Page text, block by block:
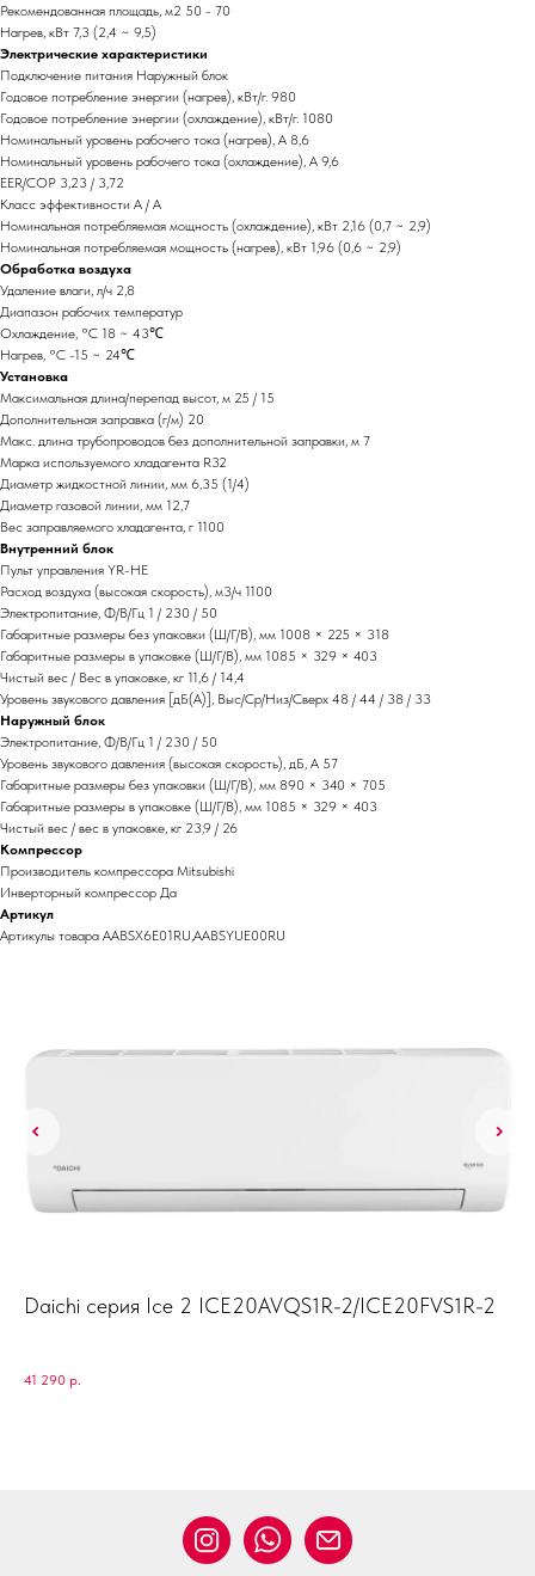
Рекомендованная площадь, м2 50 - 70
Нагрев, кВт 7,3 (2,4 ~ 9,5)
Электрические характеристики
Подключение питания Наружный блок
Годовое потребление энергии (нагрев), кВт/г. 980
Годовое потребление энергии (охлаждение), кВт/г. 1080
Номинальный уровень рабочего тока (нагрев), А 8,6
Номинальный уровень рабочего тока (охлаждение), А 9,6
EER/COP 3,23 / 3,72
Класс эффективности A / A
Номинальная потребляемая мощность (охлаждение), кВт 2,16 (0,7 ~ 2,9)
Номинальная потребляемая мощность (нагрев), кВт 1,96 (0,6 ~ 2,9)
Обработка воздуха
Удаление влаги, л/ч 2,8
Диапазон рабочих температур
Охлаждение, °С 18 ~ 43℃
Нагрев, °С -15 ~ 24℃
Установка
Максимальная длина/перепад высот, м 25 / 15
Дополнительная заправка (г/м) 20
Макс. длина трубопроводов без дополнительной заправки, м 7
Марка используемого хладагента R32
Диаметр жидкостной линии, мм 6,35 (1/4)
Диаметр газовой линии, мм 12,7
Вес заправляемого хладагента, г 1100
Внутренний блок
Пульт управления YR-HE
Расход воздуха (высокая скорость), м3/ч 1100
Электропитание, Ф/В/Гц 1 / 230 / 50
Габаритные размеры без упаковки (Ш/Г/В), мм 1008 × 225 × 318
Габаритные размеры в упаковке (Ш/Г/В), мм 1085 × 329 × 403
Чистый вес / Вес в упаковке, кг 11,6 / 14,4
Уровень звукового давления [дБ(А)], Выс/Ср/Низ/Сверх 48 / 44 / 38 / 33
Наружный блок
Электропитание, Ф/В/Гц 1 / 230 / 50
Уровень звукового давления (высокая скорость), дБ, А 57
Габаритные размеры без упаковки (Ш/Г/В), мм 890 × 340 × 705
Габаритные размеры в упаковке (Ш/Г/В), мм 1085 × 329 × 403
Чистый вес / вес в упаковке, кг 23,9 / 26
Компрессор
Производитель компрессора Mitsubishi
Инверторный компрессор Да
Артикул
Артикулы товара AABSX6E01RU,AABSYUE00RU
Daichi серия Ice 2 ICE20AVQS1R-2/ICE20FVS1R-2
41 290 р.